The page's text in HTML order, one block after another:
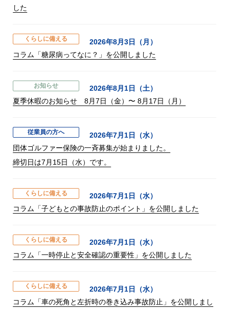
した
くらしに備える
2026年8月3日（月）
コラム「糖尿病ってなに？」を公開しました
お知らせ
2026年8月1日（土）
夏季休暇のお知らせ 8月7日（金）〜 8月17日（月）
従業員の方へ
2026年7月1日（水）
団体ゴルファー保険の一斉募集が始まりました。
締切日は7月15日（水）です。
くらしに備える
2026年7月1日（水）
コラム「子どもとの事故防止のポイント」を公開しました
くらしに備える
2026年7月1日（水）
コラム「一時停止と安全確認の重要性」を公開しました
くらしに備える
2026年7月1日（水）
コラム「車の死角と左折時の巻き込み事故防止」を公開しまし